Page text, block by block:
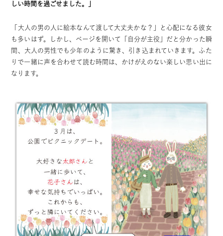
しい時間を過ごせました。」
「大人の男の人に絵本なんて渡して大丈夫かな？」と心配になる彼女
も多いはず。しかし、ページを開いて「自分が主役」だと分かった瞬
間、大人の男性でも少年のように驚き、引き込まれていきます。ふた
りで一緒に声を合わせて読む時間は、かけがえのない楽しい思い出に
なります。